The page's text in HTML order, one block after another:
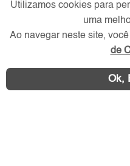
Utilizamos cookies para
uma
Ao navegar neste site,
de
Ok,